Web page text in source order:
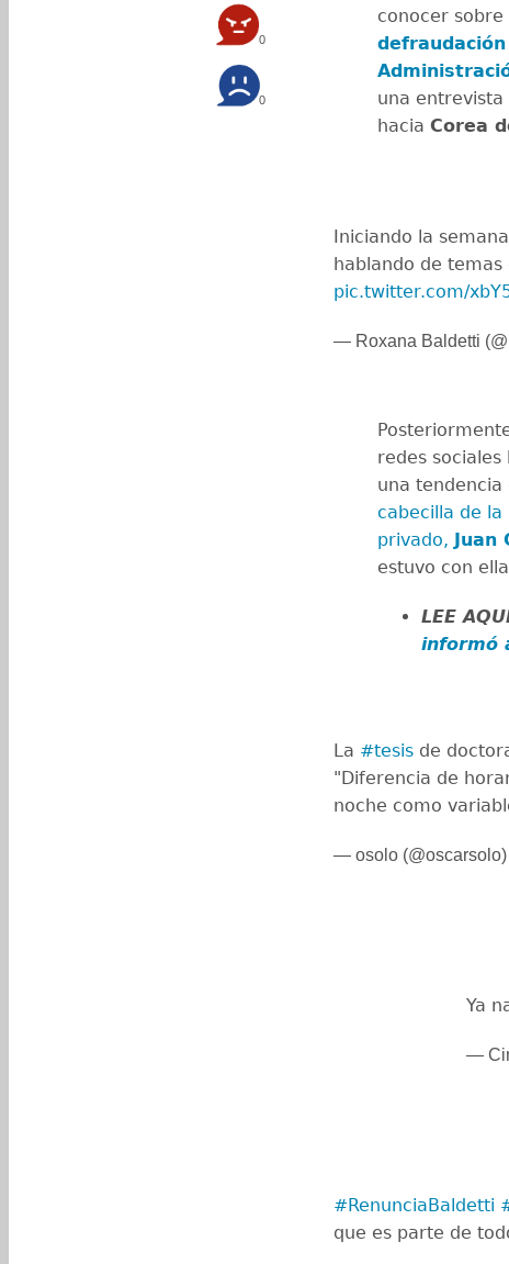
0
0
conocer
una
hacia Corea
Iniciando la
hablando de
pic.twitter.com/
— Roxana Baldetti
redes
una tendencia
cabecilla de
privado, Juan
estuvo con
LEE
informó
La #tesis de
"Diferencia de
noche como
— osolo (@oscarsolo)
Ya
—
#RenunciaBaldetti
que es parte de